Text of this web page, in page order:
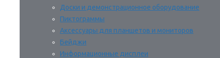
Доски и демонстрационное оборудование
Пиктограммы
Аксессуары для планшетов и мониторов
Бейджи
Информационные дисплеи